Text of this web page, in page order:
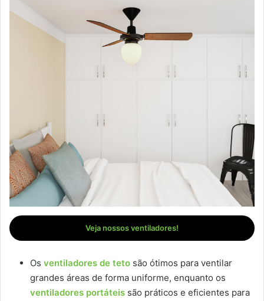
Veja nossos ventiladores!
Os ventiladores de teto são ótimos para ventilar
grandes áreas de forma uniforme, enquanto os
ventiladores portáteis são práticos e eficientes para